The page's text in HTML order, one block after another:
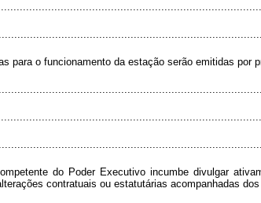
para o funcionamento da estação serão emitidas por
do Poder Executivo incumbe divulgar
contratuais ou estatutárias acompanhadas